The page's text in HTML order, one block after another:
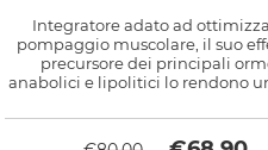
Integratore adato ad
pompaggio muscolare, il suo
precursore dei principali
anabolici e lipolitici lo rendono